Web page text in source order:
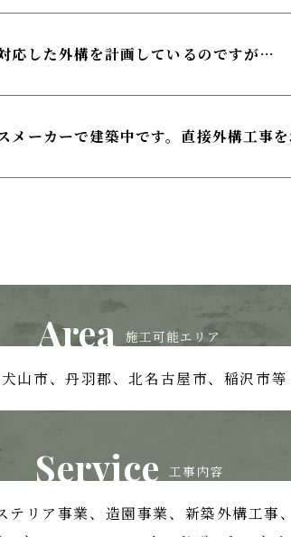
応した外構を計画しているのですが…
メーカーで建築中です。直接外構工事
Area 施工可能エリア
犬山市、丹羽郡、北名古屋市、稲沢市等
Service 工事内容
テリア事業、造園事業、 新築外構工事